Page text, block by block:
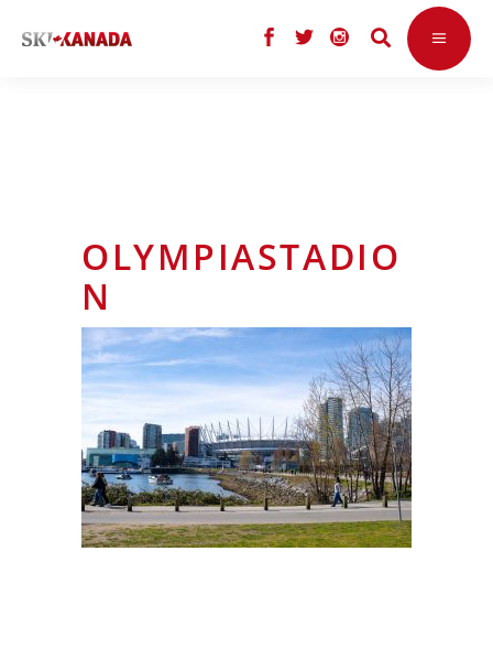
OLYMPIASTADIO
N